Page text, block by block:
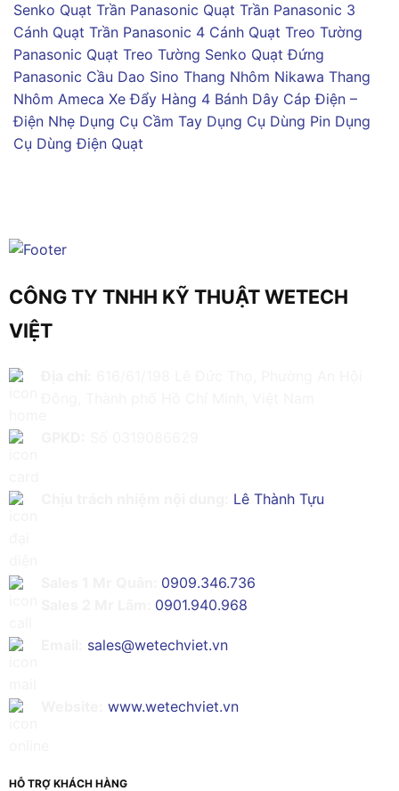
Senko Quạt Trần Panasonic Quạt Trần Panasonic 3
Cánh Quạt Trần Panasonic 4 Cánh Quạt Treo Tường
Panasonic Quạt Treo Tường Senko Quạt Đứng
Panasonic Cầu Dao Sino Thang Nhôm Nikawa Thang
Nhôm Ameca Xe Đẩy Hàng 4 Bánh Dây Cáp Điện –
Điện Nhẹ Dụng Cụ Cầm Tay Dụng Cụ Dùng Pin Dụng
Cụ Dùng Điện Quạt
CÔNG TY TNHH KỸ THUẬT WETECH
VIỆT
Lê Thành Tựu
0909.346.736
0901.940.968
sales@wetechviet.vn
www.wetechviet.vn
HỖ TRỢ KHÁCH HÀNG